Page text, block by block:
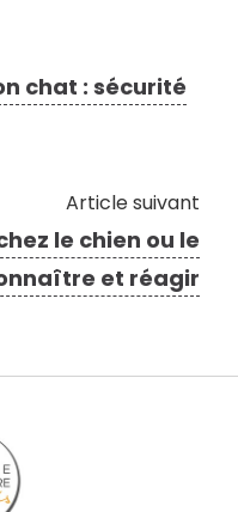
chat : sécurité
Article suivant
le chien ou le
et réagir